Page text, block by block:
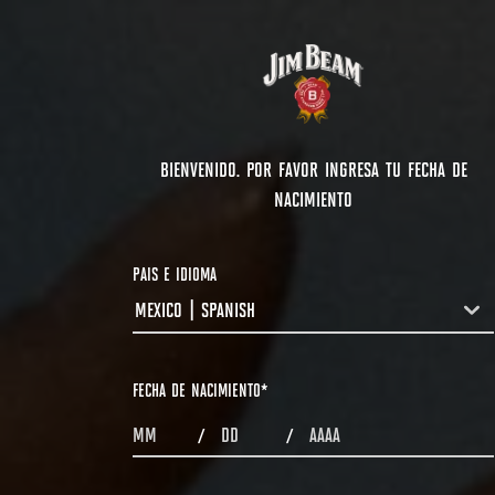
BIENVENIDO. POR FAVOR INGRESA TU FECHA DE
NACIMIENTO
PAIS E IDIOMA
COUNTRYDROPDOWN
MEXICO | SPANISH
FECHA DE NACIMIENTO*
MONTHS
/ DAYS / YEAR